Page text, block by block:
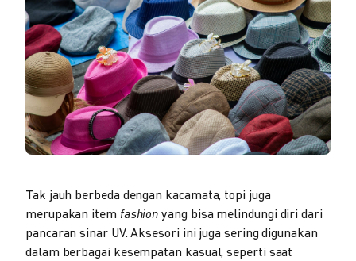
Tak jauh berbeda dengan kacamata, topi juga
merupakan item fashion yang bisa melindungi diri dari
pancaran sinar UV. Aksesori ini juga sering digunakan
dalam berbagai kesempatan kasual, seperti saat